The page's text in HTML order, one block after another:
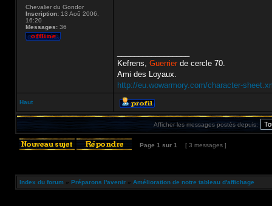
Chevalier du Gondor
Inscription: 13 Aoû 2006,
16:20
Messages: 36
Kefrens, Guerrier de cercle 70.
Ami des Loyaux.
http://eu.wowarmory.com/character-
Haut
Afficher les messages postés depuis:
Page 1 sur 1 [ 3 messages ]
Index du forum » Préparons l'avenir » Amélioration de notre tableau d'affichage